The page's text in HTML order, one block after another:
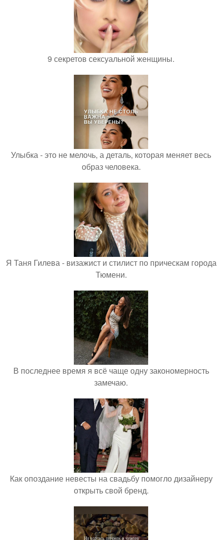
9 секретов сексуальной женщины.
Улыбка - это не мелочь, а деталь, которая меняет весь
образ человека.
Я Таня Гилева - визажист и стилист по прическам города
Тюмени.
В последнее время я всё чаще одну закономерность
замечаю.
Как опоздание невесты на свадьбу помогло дизайнеру
открыть свой бренд.